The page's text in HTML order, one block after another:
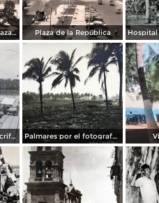
Palacio Municipal y Plaza de Armas Plaza de la República
Muelle de la Isla de sacrificios. Palmares por el fotografo Hugo Brehme.